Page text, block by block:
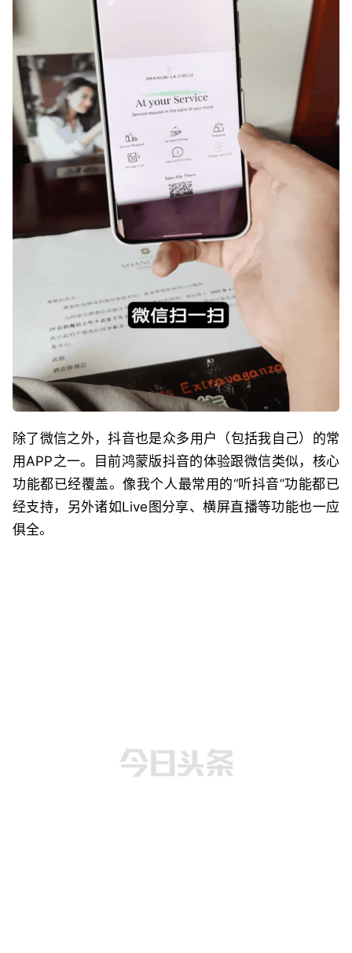
除了微信之外，抖音也是众多用户（包括我自己）的常
用APP之一。目前鸿蒙版抖音的体验跟微信类似，核心
功能都已经覆盖。像我个人最常用的“听抖音”功能都已
经支持，另外诸如Live图分享、横屏直播等功能也一应
俱全。